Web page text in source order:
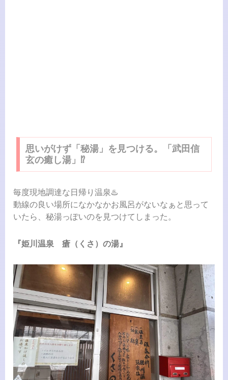
思いがけず「秘湯」を見つける。「武田信
玄の癒し湯」⁉︎
毎度現地調達な日帰り温泉♨️
動線の良い場所になかなかお風呂がないなぁと思って
いたら、秘湯っぽいのを見つけてしまった。
『姫川温泉 瘡（くさ）の湯』